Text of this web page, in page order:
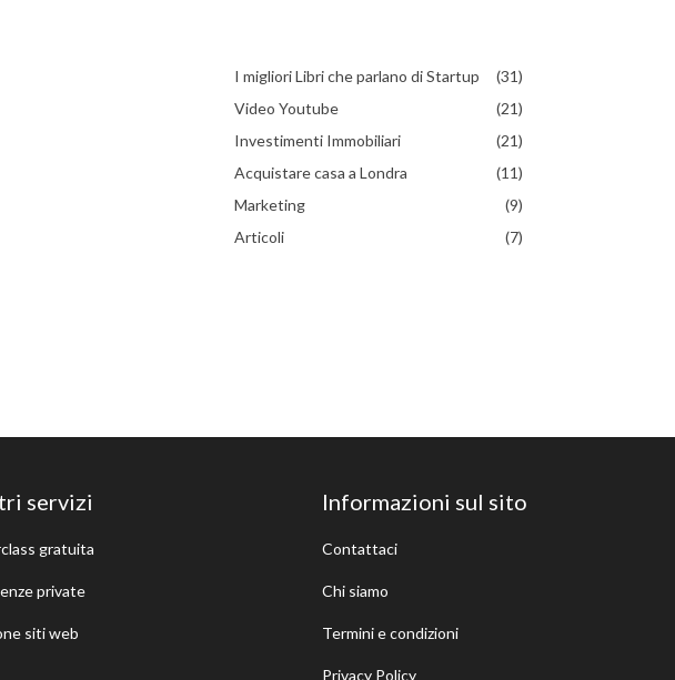
I migliori Libri che parlano di Startup
(31)
Video Youtube
(21)
Investimenti Immobiliari
(21)
Acquistare casa a Londra
(11)
Marketing
(9)
Articoli
(7)
servizi
gratuita
private
siti web
Informazioni sul sito
Contattaci
Chi siamo
Termini e condizioni
Privacy Policy